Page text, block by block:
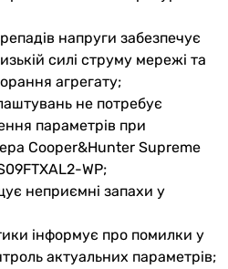
захист від замерзання,
від перепадів напруги,
теплообмінника Blue
пульт ДК, регулювання
повітряного потоку,
теплий старт,
I-Action, турбо
ультрафіолетова лампа
уф-лампа
напруги забезпечує
силі струму мережі та
агрегату;
не потребує
параметрів при
Cooper&Hunter Supreme
WP;
неприємні запахи у
інформує про помилки у
актуальних параметрів;